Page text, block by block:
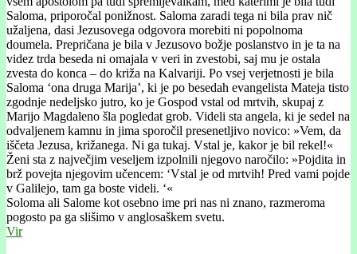
Saloma, priporočal ponižnost. Saloma zaradi tega ni bila prav nič
užaljena, dasi Jezusovega odgovora morebiti ni popolnoma
doumela. Prepričana je bila v Jezusovo božje poslanstvo in je ta na
videz trda beseda ni omajala v veri in zvestobi, saj mu je ostala
zvesta do konca – do križa na Kalvariji. Po vsej verjetnosti je bila
Saloma ‘ona druga Marija’, ki je po besedah evangelista Mateja tisto
zgodnje nedeljsko jutro, ko je Gospod vstal od mrtvih, skupaj z
Marijo Magdaleno šla pogledat grob. Videli sta angela, ki je sedel na
odvaljenem kamnu in jima sporočil presenetljivo novico: »Vem, da
iščeta Jezusa, križanega. Ni ga tukaj. Vstal je, kakor je bil rekel!«
Ženi sta z največjim veseljem izpolnili njegovo naročilo: »Pojdita in
brž povejta njegovim učencem: ‘Vstal je od mrtvih! Pred vami pojde
v Galilejo, tam ga boste videli. ‘«
Soloma ali Salome kot osebno ime pri nas ni znano, razmeroma
pogosto pa ga slišimo v anglosaškem svetu.
Vir